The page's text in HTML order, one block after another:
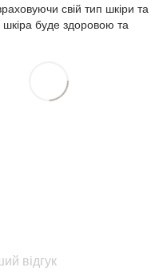
свій тип шкіри та
шкіра буде здоровою та
відгук